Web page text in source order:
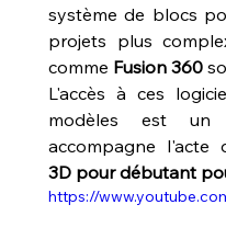
système de blocs
projets plus
comme Fusion 360
L'accès à ces
modèles est un
accompagne l'acte
3D pour débutant
https://